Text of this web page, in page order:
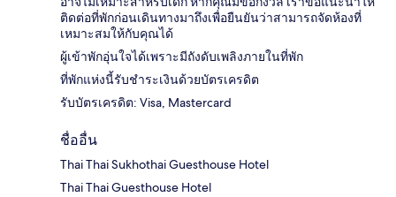
ติดต่อที่พักก่อนเดินทางมาถึงเพื่อยืนยันว่าสามารถจัดห้องที่
เหมาะสมให้กับคุณได้
ผู้เข้าพักอุ่นใจได้เพราะมีถังดับเพลิงภายในที่พัก
ที่พักแห่งนี้รับชำระเงินด้วยบัตรเครดิต
รับบัตรเครดิต: Visa, Mastercard
ชื่ออื่น
Thai Thai Sukhothai Guesthouse Hotel
Thai Thai Guesthouse Hotel